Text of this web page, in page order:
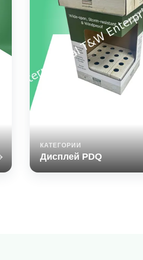
КАТЕГОРИИ
Дисплей PDQ
Дисплей PDQ
Product Description: The
Display is an exceptional
designed to showcase your
efficiently and attractively.
dimensions of 12 x 8 x 4
display tray offers ample